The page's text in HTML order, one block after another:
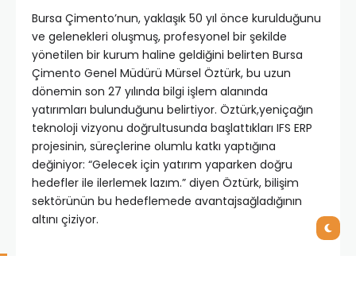
Bursa Çimento’nun, yaklaşık 50 yıl önce kurulduğunu
ve gelenekleri oluşmuş, profesyonel bir şekilde
yönetilen bir kurum haline geldiğini belirten Bursa
Çimento Genel Müdürü Mürsel Öztürk, bu uzun
dönemin son 27 yılında bilgi işlem alanında
yatırımları bulunduğunu belirtiyor. Öztürk,yeniçağın
teknoloji vizyonu doğrultusunda başlattıkları IFS ERP
projesinin, süreçlerine olumlu katkı yaptığına
değiniyor: “Gelecek için yatırım yaparken doğru
hedefler ile ilerlemek lazım.” diyen Öztürk, bilişim
sektörünün bu hedeflemede avantajsağladığının
altını çiziyor.